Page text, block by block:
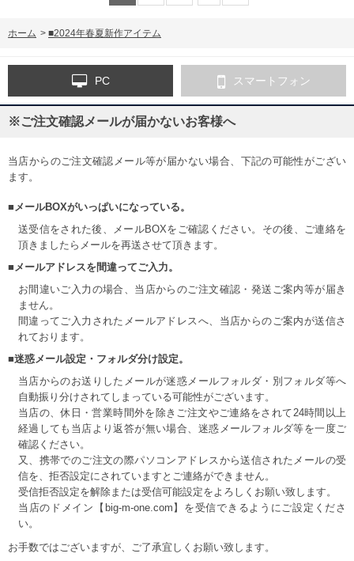
ホーム > ■2024年春夏新作アイテム
PC スマートフォン
※ご注文確認メールが届かないお客様へ
当店からのご注文確認メール等が届かない場合、下記の可能性がござい
ます。
■メールBOXがいっぱいになっている。
送受信をされた後、メールBOXをご確認ください。その後、ご連絡を
頂きましたらメールを再送させて頂きます。
■メールアドレスを間違ってご入力。
お間違いご入力の場合、当店からのご注文確認・発送ご案内等が届き
ません。
間違ってご入力されたメールアドレスへ、当店からのご案内が送信さ
れております。
■迷惑メール設定・フォルダ分け設定。
当店からのお送りしたメールが迷惑メールフォルダ・別フォルダ等へ
自動振り分けされてしまっている可能性がございます。
当店の、休日・営業時間外を除きご注文やご連絡をされて24時間以上
経過しても当店より返答が無い場合、迷惑メールフォルダ等を一度ご
確認ください。
又、携帯でのご注文の際パソコンアドレスから送信されたメールの受
信を、拒否設定にされていますとご連絡ができません。
受信拒否設定を解除または受信可能設定をよろしくお願い致します。
当店のドメイン【big-m-one.com】を受信できるようにご設定くださ
い。
お手数ではございますが、ご了承宜しくお願い致します。